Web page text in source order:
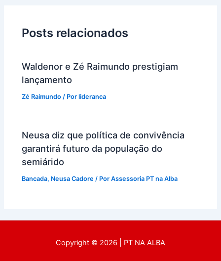
Posts relacionados
Waldenor e Zé Raimundo prestigiam
lançamento
Zé Raimundo / Porlideranca
Neusa diz que política de convivência
garantirá futuro da população do
semiárido
Bancada, Neusa Cadore / PorAssessoria PT na Alba
Copyright © 2026 | PT NA ALBA